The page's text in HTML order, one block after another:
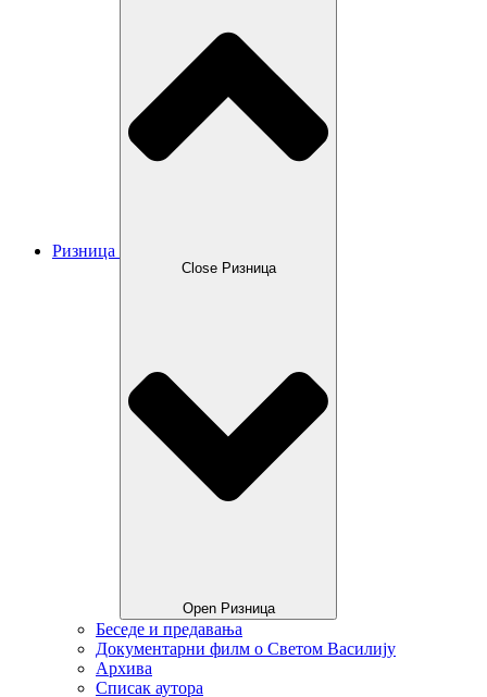
Ризница
Close Ризница
Open Ризница
Беседе и предавања
Документарни филм о Светом Василију
Архива
Списак аутора